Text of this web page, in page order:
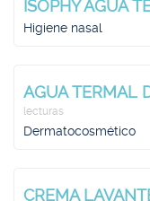
ISOPHY AGUA
Higiene nasal
AGUA TERMAL
lecturas
Dermatocosmético
CREMA